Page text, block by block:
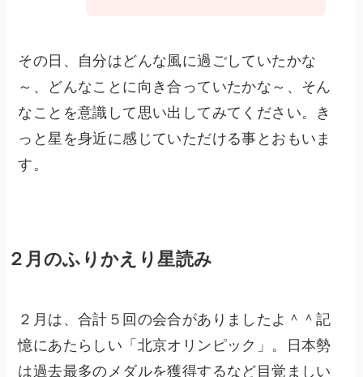
その日、自分はどんな風に過ごしていたかな
～、どんなことに向き合っていたかな～、そん
なことを意識して思い出してみてください。き
っと星を身近に感じていただける事とおもいま
す。
２月のふりかえり星読み
２月は、合計５回の会合がありましたよ＾＾記
憶にあたらしい「北京オリンピック」。日本勢
は過去最多のメダルを獲得するなど目覚ましい